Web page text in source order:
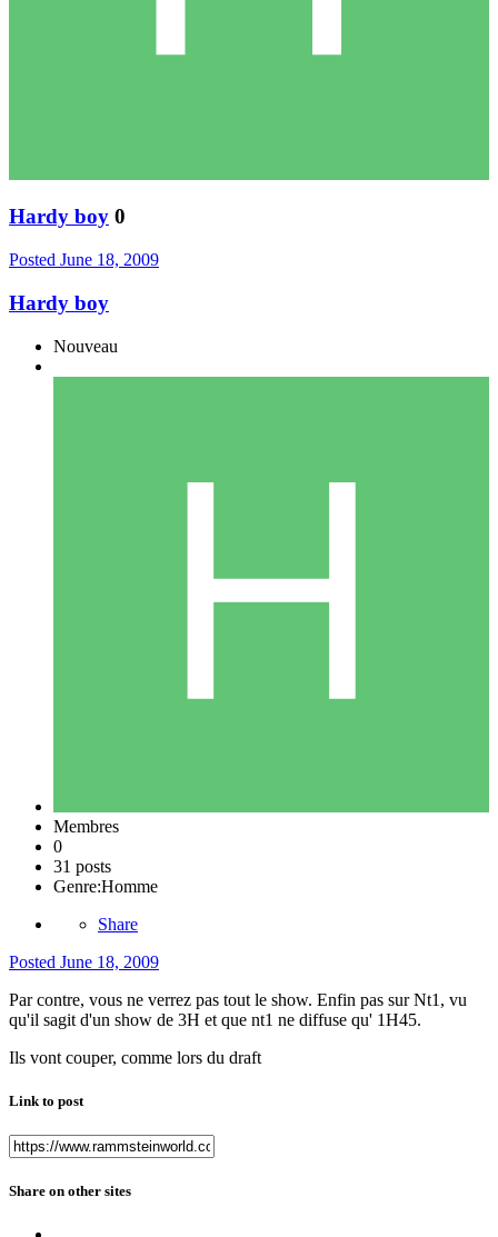
Hardy boy 0
Posted June 18, 2009
Hardy boy
Nouveau
Membres
0
31 posts
Genre:Homme
Share
Posted June 18, 2009
Par contre, vous ne verrez pas tout le show. Enfin pas sur Nt1, vu
qu'il sagit d'un show de 3H et que nt1 ne diffuse qu' 1H45.
Ils vont couper, comme lors du draft
Link to post
Share on other sites